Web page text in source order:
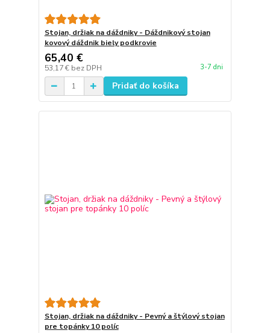
Stojan, držiak na dáždniky - Dáždnikový stojan
kovový dáždnik biely podkrovie
65,40 €
53,17 € bez DPH 3-7 dni
Pridať do košíka
Stojan, držiak na dáždniky - Pevný a štýlový stojan
pre topánky 10 políc